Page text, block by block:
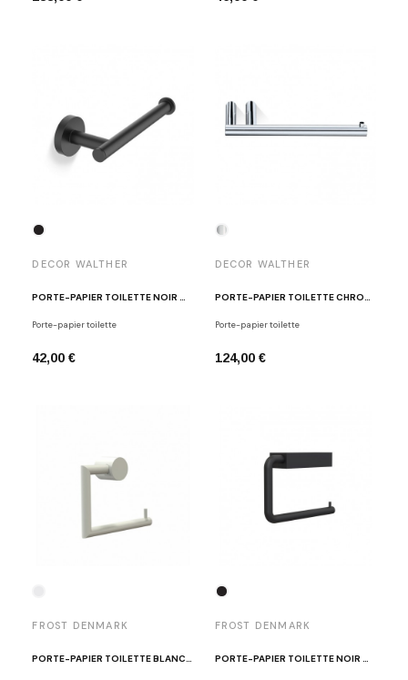
DECOR WALTHER
PORTE-PAPIER TOILETTE NOIR MAT BA TPH1
Porte-papier toilette
42,00 €
DECOR WALTHER
PORTE-PAPIER TOILETTE CHROME POLI MK TPH1
Porte-papier toilette
124,00 €
FROST DENMARK
PORTE-PAPIER TOILETTE BLANC N1909-W
FROST DENMARK
PORTE-PAPIER TOILETTE NOIR MAT QUADRA FROST DENMARK